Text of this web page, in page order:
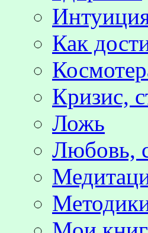
Как
Кризис,
Ложь
Любовь,